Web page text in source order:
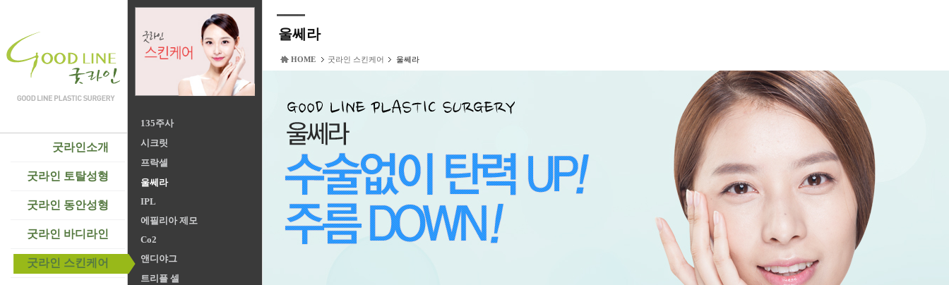
굿라인소개
굿라인 토탈성형
굿라인 동안성형
굿라인 바디라인
굿라인 스킨케어
135주사
시크릿
프락셀
울쎄라
IPL
에필리아 제모
Co2
앤디야그
트리플 셀
울쎄라
HOME 굿라인 스킨케어 울쎄라